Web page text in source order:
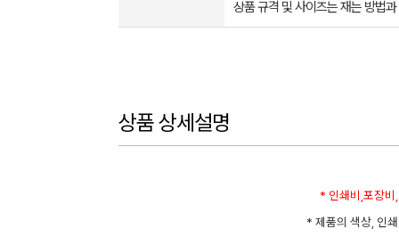
상품 규격 및 사이즈는 재는 방법
상품 상세설명
* 인쇄비,포장비
* 제품의 색상, 인